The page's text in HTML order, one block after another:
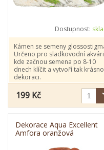
Dostupnost:
Kámen se semeny
Určeno pro sladkovodní
kde začnou semena po 8-10
dnech klíčit a vytvoří tak
dekoraci.
199 Kč
Dekorace Aqua Excellent
Amfora oranžová